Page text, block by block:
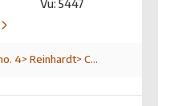
Vu: 5447
4> Reinhardt> C...